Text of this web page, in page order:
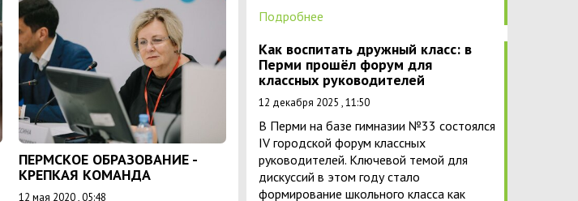
ПЕРМСКОЕ ОБРАЗОВАНИЕ -
КРЕПКАЯ КОМАНДА
12 мая 2020 , 05:48
Подробнее
Как воспитать дружный класс: в
Перми прошёл форум для
классных руководителей
12 декабря 2025 , 11:50
В Перми на базе гимназии №33 состоялся
IV городской форум классных
руководителей. Ключевой темой для
дискуссий в этом году стало
формирование школьного класса как